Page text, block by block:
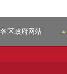
各区政府网站